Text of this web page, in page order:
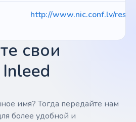
http://www.nic.conf.lv/
свои
имя? Тогда передайте нам
более удобной и